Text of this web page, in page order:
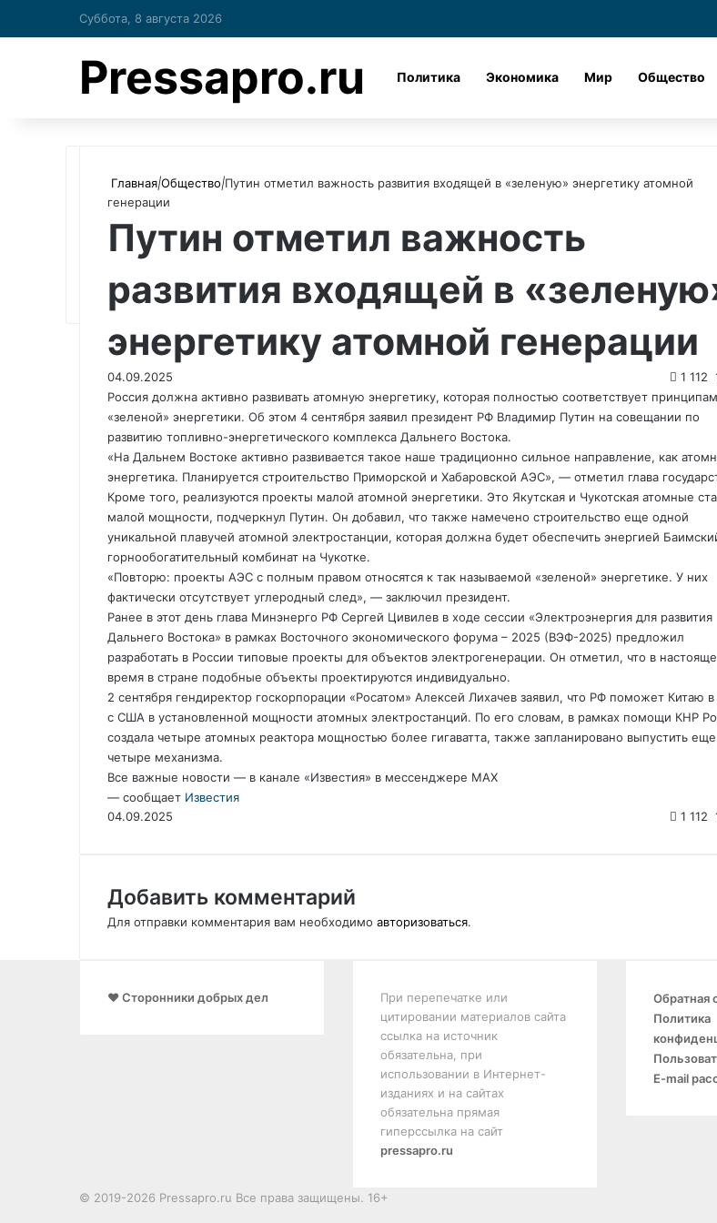
Суббота, 8 августа 2026
Pressapro.ru Политика Экономика Мир Общество
Главная|Общество|Путин отметил важность развития входящей в «зеленую» энергетику атомной
генерации
Путин отметил важность
развития входящей в
энергетику атомной генерации
04.09.2025 1 112
Россия должна активно развивать атомную энергетику, которая полностью соответствует принципам
«зеленой» энергетики. Об этом 4 сентября заявил президент РФ Владимир Путин на совещании по
развитию топливно-энергетического комплекса Дальнего Востока.
«На Дальнем Востоке активно развивается такое наше традиционно сильное направление, как
энергетика. Планируется строительство Приморской и Хабаровской АЭС», — отметил глава
Кроме того, реализуются проекты малой атомной энергетики. Это Якутская и Чукотская атомные
малой мощности, подчеркнул Путин. Он добавил, что также намечено строительство еще одной
уникальной плавучей атомной электростанции, которая должна будет обеспечить энергией
горнообогатительный комбинат на Чукотке.
«Повторю: проекты АЭС с полным правом относятся к так называемой «зеленой» энергетике. У них
фактически отсутствует углеродный след», — заключил президент.
Ранее в этот день глава Минэнерго РФ Сергей Цивилев в ходе сессии «Электроэнергия для развития
Дальнего Востока» в рамках Восточного экономического форума – 2025 (ВЭФ-2025) предложил
разработать в России типовые проекты для объектов электрогенерации. Он отметил, что в
время в стране подобные объекты проектируются индивидуально.
2 сентября гендиректор госкорпорации «Росатом» Алексей Лихачев заявил, что РФ поможет Китаю в
с США в установленной мощности атомных электростанций. По его словам, в рамках помощи КНР
создала четыре атомных реактора мощностью более гигаватта, также запланировано выпустить еще
четыре механизма.
Все важные новости — в канале «Известия» в мессенджере МАХ
— сообщает Известия
04.09.2025
1 112
Добавить комментарий
Для отправки комментария вам необходимо авторизоваться.
❤️ Сторонники добрых дел
При перепечатке или
цитировании материалов сайта
ссылка на источник
обязательна, при
использовании в Интернет-
изданиях и на сайтах
обязательна прямая
гиперссылка на сайт
pressapro.ru
Обратная
Политика
E-mail
© 2019-2026 Pressapro.ru Все права защищены. 16+